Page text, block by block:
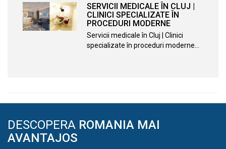
SERVICII MEDICALE ÎN CLUJ |
CLINICI SPECIALIZATE ÎN
PROCEDURI MODERNE
Servicii medicale în Cluj | Clinici
specializate în proceduri moderne…
DESCOPERA ROMANIA MAI
AVANTAJOS